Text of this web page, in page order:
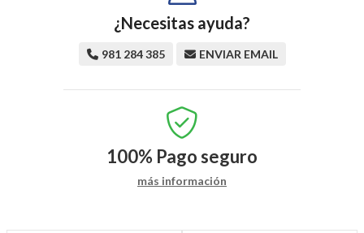
¿Necesitas ayuda?
981 284 385 ENVIAR EMAIL
100% Pago seguro
más información